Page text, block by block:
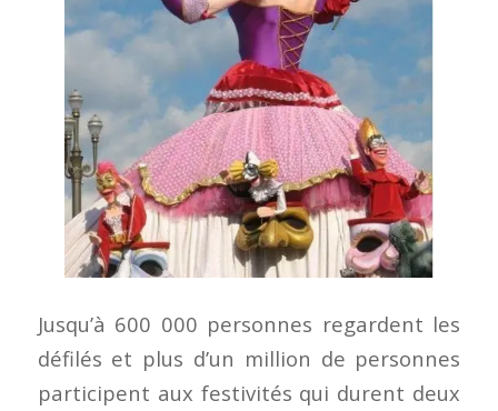
Jusqu’à 600 000 personnes regardent les
défilés et plus d’un million de personnes
participent aux festivités qui durent deux